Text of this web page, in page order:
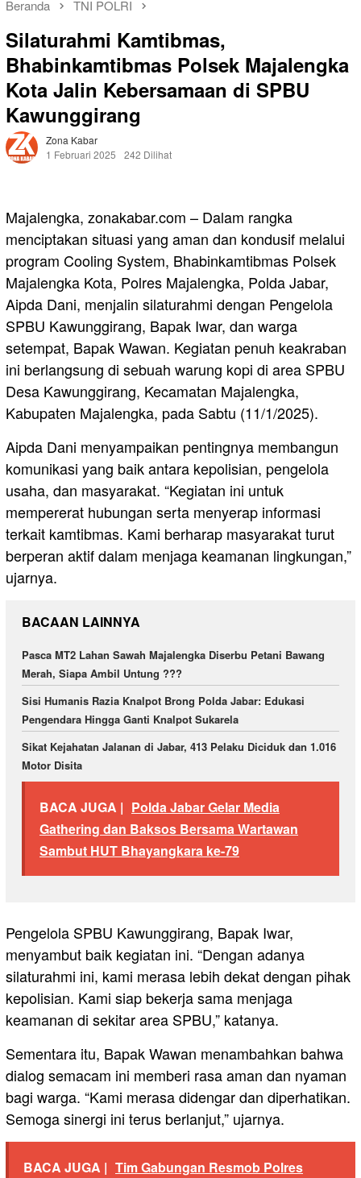
Beranda TNI POLRI
Silaturahmi Kamtibmas,
Bhabinkamtibmas Polsek Majalengka
Kota Jalin Kebersamaan di SPBU
Kawunggirang
Zona Kabar
1 Februari 2025
242 Dilihat
Majalengka, zonakabar.com – Dalam rangka
menciptakan situasi yang aman dan kondusif melalui
program Cooling System, Bhabinkamtibmas Polsek
Majalengka Kota, Polres Majalengka, Polda Jabar,
Aipda Dani, menjalin silaturahmi dengan Pengelola
SPBU Kawunggirang, Bapak Iwar, dan warga
setempat, Bapak Wawan. Kegiatan penuh keakraban
ini berlangsung di sebuah warung kopi di area SPBU
Desa Kawunggirang, Kecamatan Majalengka,
Kabupaten Majalengka, pada Sabtu (11/1/2025).
Aipda Dani menyampaikan pentingnya membangun
komunikasi yang baik antara kepolisian, pengelola
usaha, dan masyarakat. “Kegiatan ini untuk
mempererat hubungan serta menyerap informasi
terkait kamtibmas. Kami berharap masyarakat turut
berperan aktif dalam menjaga keamanan lingkungan,”
ujarnya.
BACAAN LAINNYA
Pasca MT2 Lahan Sawah Majalengka Diserbu Petani Bawang
Merah, Siapa Ambil Untung ???
Sisi Humanis Razia Knalpot Brong Polda Jabar: Edukasi
Pengendara Hingga Ganti Knalpot Sukarela
Sikat Kejahatan Jalanan di Jabar, 413 Pelaku Diciduk dan 1.016
Motor Disita
BACA JUGA | Polda Jabar Gelar Media
Gathering dan Baksos Bersama Wartawan
Sambut HUT Bhayangkara ke-79
Pengelola SPBU Kawunggirang, Bapak Iwar,
menyambut baik kegiatan ini. “Dengan adanya
silaturahmi ini, kami merasa lebih dekat dengan pihak
kepolisian. Kami siap bekerja sama menjaga
keamanan di sekitar area SPBU,” katanya.
Sementara itu, Bapak Wawan menambahkan bahwa
dialog semacam ini memberi rasa aman dan nyaman
bagi warga. “Kami merasa didengar dan diperhatikan.
Semoga sinergi ini terus berlanjut,” ujarnya.
BACA JUGA | Tim Gabungan Resmob Polres